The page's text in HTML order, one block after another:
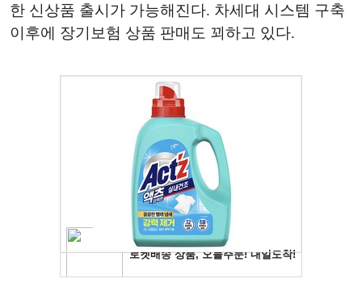
한 신상품 출시가 가능해진다. 차세대 시스템 구축
이후에 장기보험 상품 판매도 꾀하고 있다.